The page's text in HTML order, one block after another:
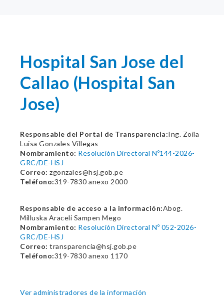
Hospital San Jose del
Callao (Hospital San
Jose)
Responsable del Portal de Transparencia:Ing. Zoila
Luisa Gonzales Villegas
Nombramiento: Resolución Directoral Nº144-2026-
GRC/DE-HSJ
Correo: zgonzales@hsj.gob.pe
Teléfono:319-7830 anexo 2000
Responsable de acceso a la información:Abog.
Milluska Araceli Sampen Mego
Nombramiento: Resolución Directoral Nº 052-2026-
GRC/DE-HSJ
Correo: transparencia@hsj.gob.pe
Teléfono:319-7830 anexo 1170
Ver administradores de la información